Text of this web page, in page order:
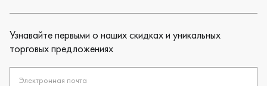
Узнавайте первыми о наших скидках и уникальных
торговых предложениях
Электронная почта